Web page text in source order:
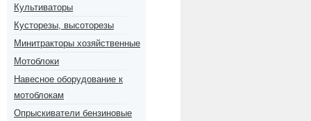
Культиваторы
Кусторезы, высоторезы
Минитракторы хозяйственные
Мотоблоки
Навесное оборудование к
мотоблокам
Опрыскиватели бензиновые